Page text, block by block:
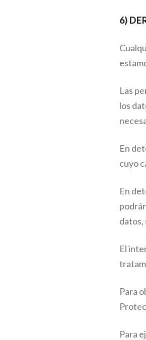
6)
Las
los
En
cuyo
En
datos,
El
Para
Para